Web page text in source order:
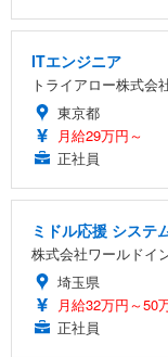
ITエンジニア
トライアロー株式会
東京都
月給29万円～
正社員
ミドル応援 システ
株式会社ワールドイ
埼玉県
月給32万円～50
正社員